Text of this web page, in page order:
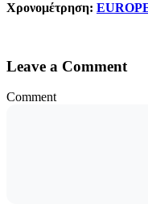
Χρονομέτρηση:
Leave a Comment
Comment